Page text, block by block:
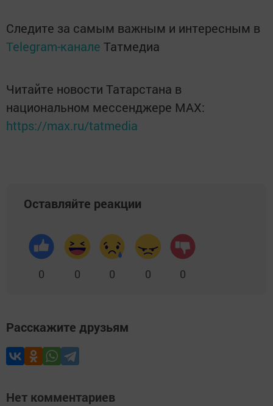
Следите за самым важным и интересным в
Telegram-канале Татмедиа
Читайте новости Татарстана в
национальном мессенджере MАХ:
https://max.ru/tatmedia
Оставляйте реакции
0 0 0 0 0
Расскажите друзьям
Нет комментариев